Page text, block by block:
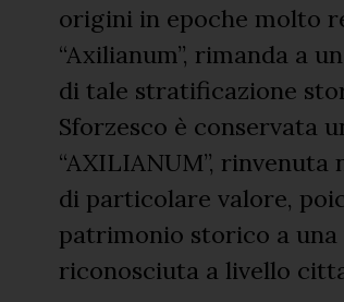
origini in epoche molto
“Axilianum”, rimanda a
di tale stratificazione
Sforzesco è conservata
“AXILIANUM”,
di particolare valore,
patrimonio storico a
riconosciuta a livello